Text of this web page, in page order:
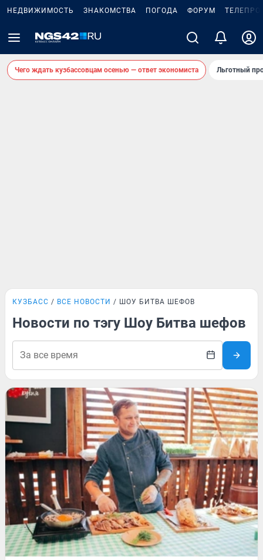
НЕДВИЖИМОСТЬ ЗНАКОМСТВА ПОГОДА ФОРУМ
Чего ждать кузбассовцам осенью — ответ экономиста Льготный
КУЗБАСС ВСЕ НОВОСТИ ШОУ БИТВА ШЕФОВ
Новости по тэгу Шоу Битва шефов